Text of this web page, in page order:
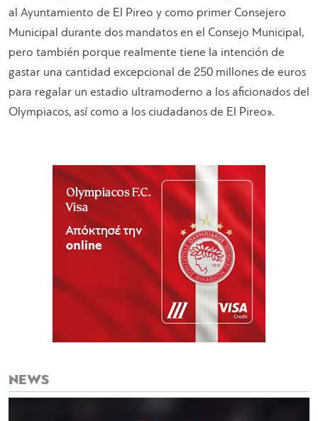
al Ayuntamiento de El Pireo y como primer Consejero
Municipal durante dos mandatos en el Consejo Municipal,
pero también porque realmente tiene la intención de
gastar una cantidad excepcional de 250 millones de euros
para regalar un estadio ultramoderno a los aficionados del
Olympiacos, así como a los ciudadanos de El Pireo».
NEWS